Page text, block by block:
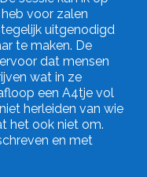
voor zalen
uitgenodigd
te maken. De
dat mensen
wat in ze
een A4tje vol
herleiden van wie
het ook niet om.
en met